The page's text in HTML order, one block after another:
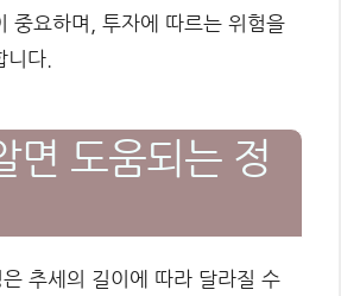
중요하며, 투자에 따르는 위험을
다.
면 도움되는 정
추세의 길이에 따라 달라질 수